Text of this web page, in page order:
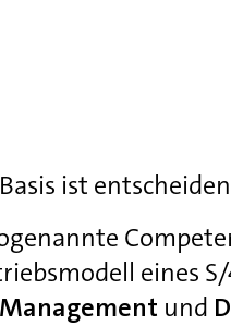
ist
eines
und